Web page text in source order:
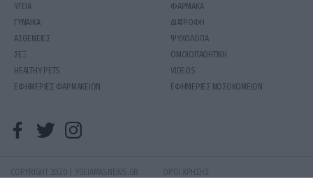
ΥΓΕΙΑ
ΦΑΡΜΑΚΑ
ΓΥΝΑΙΚΑ
ΔΙΑΤΡΟΦΗ
ΑΣΘΕΝΕΙΕΣ
ΨΥΧΟΛΟΓΙΑ
ΣΕΞ
ΟΜΟΙΟΠΑΘΗΤΙΚΗ
HEALTHY PETS
VIDEOS
ΕΦΗΜΕΡΙΕΣ ΦΑΡΜΑΚΕΙΩΝ
ΕΦΗΜΕΡΙΕΣ ΝΟΣΟΚΟΜΕΙΩΝ
COPYRIGHT 2020 | YGEIAMASNEWS.GR
ΟΡΟΙ ΧΡΗΣΗΣ